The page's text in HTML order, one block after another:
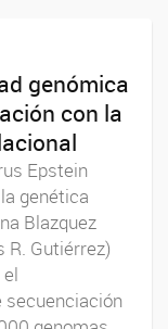
genómica
con la
Epstein
genética
Blazquez
R. Gutiérrez)
secuenciación